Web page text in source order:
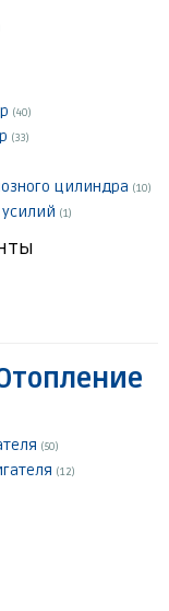
(40)
(33)
цилиндра (10)
(1)
(50)
(12)